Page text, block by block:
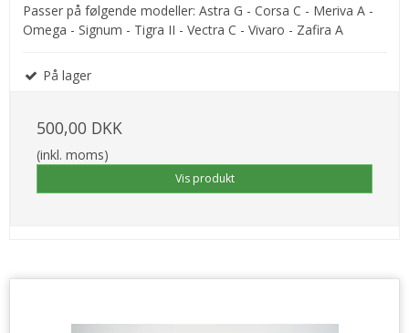
Passer på følgende modeller: Astra G - Corsa C - Meriva A -
Omega - Signum - Tigra II - Vectra C - Vivaro - Zafira A
På lager
500,00 DKK
(inkl. moms)
Vis produkt